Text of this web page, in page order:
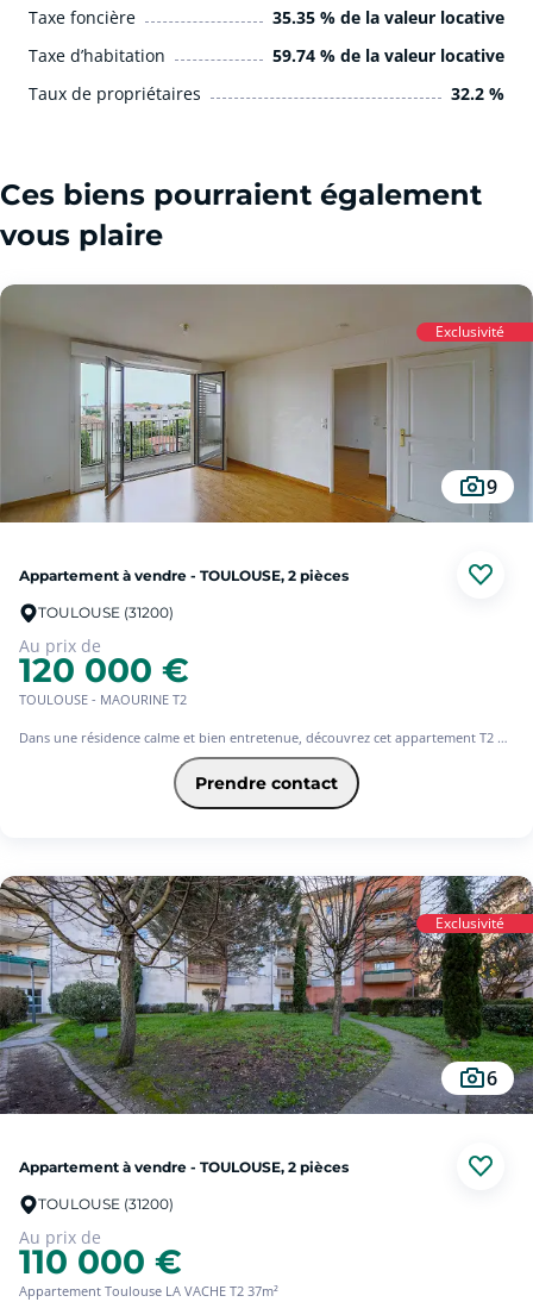
Taxe foncière
35.35 % de la valeur locative
Taxe d’habitation
59.74 % de la valeur locative
Taux de propriétaires
32.2 %
Ces biens pourraient également
vous plaire
Exclusivité
9
Appartement à vendre - TOULOUSE, 2 pièces
TOULOUSE (31200)
Au prix de
120 000 €
TOULOUSE - MAOURINE T2
Dans une résidence calme et bien entretenue, découvrez cet appartement T2 au
4éme et dernier étage avec ascenseur, fonctionnel et lumineux. D'une superficie
de 41m² au sol, il se compose d'un séjour avec kitchenette ouverte, aménagée,
équipée, donnant accès à un agréable balcon exposé Ouest, une chambre avec
placard de rangements accés aussi au balcon, d'une salle de bain - douche - WC.
Idéal pour une résidence principale ou investissement locatif
Prendre contact
Exclusivité
6
Appartement à vendre - TOULOUSE, 2 pièces
TOULOUSE (31200)
Au prix de
110 000 €
Appartement Toulouse LA VACHE T2 37m²